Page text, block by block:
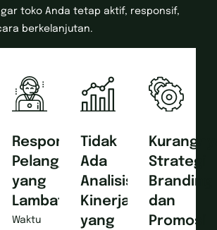
toko Anda tetap aktif, responsif,
berkelanjutan.
Respons
Pelanggan
yang
Lambat
Waktu
Tidak
Ada
Analisis
Kinerja
yang
Strategi
Branding
dan
Promosi